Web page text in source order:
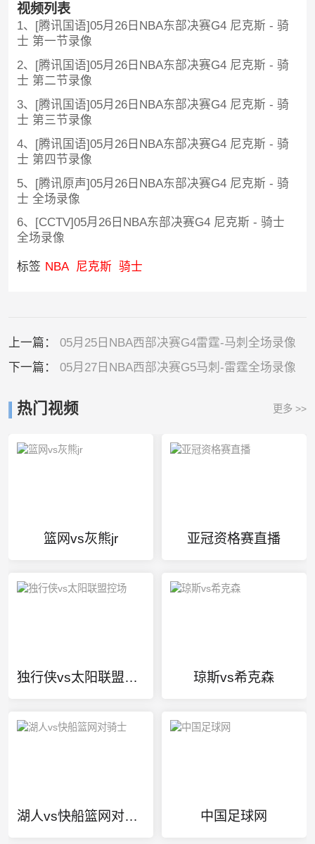
视频列表
1、[腾讯国语]05月26日NBA东部决赛G4 尼克斯 - 骑
士 第一节录像
2、[腾讯国语]05月26日NBA东部决赛G4 尼克斯 - 骑
士 第二节录像
3、[腾讯国语]05月26日NBA东部决赛G4 尼克斯 - 骑
士 第三节录像
4、[腾讯国语]05月26日NBA东部决赛G4 尼克斯 - 骑
士 第四节录像
5、[腾讯原声]05月26日NBA东部决赛G4 尼克斯 - 骑
士 全场录像
6、[CCTV]05月26日NBA东部决赛G4 尼克斯 - 骑士
全场录像
标签 NBA 尼克斯 骑士
上一篇： 05月25日NBA西部决赛G4雷霆-马刺全场录像
下一篇： 05月27日NBA西部决赛G5马刺-雷霆全场录像
热门视频 更多 >>
篮网vs灰熊jr 亚冠资格赛直播
独行侠vs太阳联盟控场 琼斯vs希克森
湖人vs快船篮网对骑士 中国足球网